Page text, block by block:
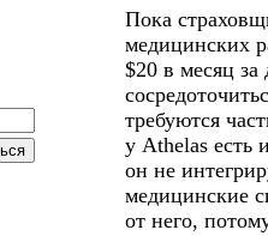
Пока
медицинских
$20 в месяц
требуются
у Athelas есть
он не
медицинские
от него,